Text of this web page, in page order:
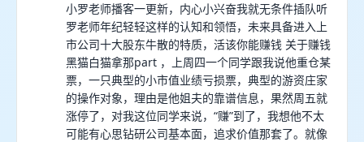
小罗老师播客一更新，内心小兴奋我就无条件插队听
罗老师年纪轻轻这样的认知和领悟，未来具备进入上
市公司十大股东牛散的特质，活该你能赚钱 关于赚钱
黑猫白猫拿那part ，上周四一个同学跟我说他重仓某
票，一只典型的小市值业绩亏损票，典型的游资庄家
的操作对象，理由是他姐夫的靠谱信息，果然周五就
涨停了，对我这位同学来说，“赚”到了，我想他不太
可能有心思钻研公司基本面，追求价值那套了。就像